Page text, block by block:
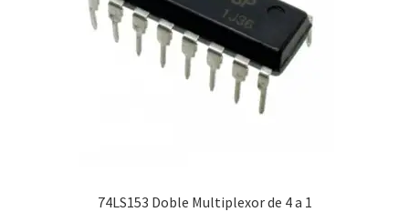
74LS153 Doble Multiplexor de 4 a 1